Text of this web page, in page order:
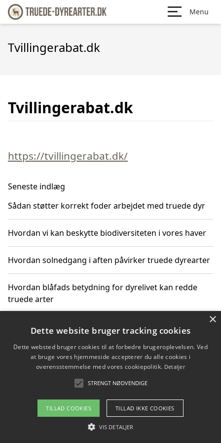
Menu
Tvillingerabat.dk
Tvillingerabat.dk
https://tvillingerabat.dk/
Seneste indlæg
Sådan støtter korrekt foder arbejdet med truede dyr
Hvordan vi kan beskytte biodiversiteten i vores haver
Hvordan solnedgang i aften påvirker truede dyrearter
Hvordan blåfads betydning for dyrelivet kan redde
truede arter
Hvordan kan gaver til unge voksne støtte bevarelsen
Copyright 2026 - Pilanto Aps
Om / kontakt
Blog Betingelser
×
Dette website bruger tracking cookies
Dette websted bruger cookies til at forbedre brugeroplevelsen. Ved
at bruge vores hjemmeside accepterer du alle cookies i
overensstemmelse med vores cookiepolitik. Detaljer
STRENGT NØDVENDIGE
TILLAD COOKIES TILLAD IKKE COOKIES
VIS DETALJER